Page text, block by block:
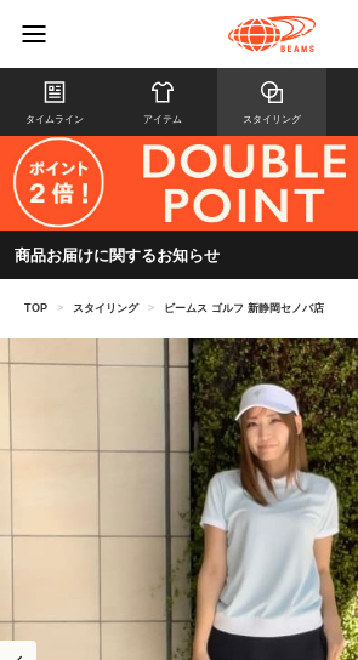
タイムライン アイテム スタイリング
商品お届けに関するお知らせ
TOP > スタイリング > ビームス ゴルフ 新静岡セノバ店